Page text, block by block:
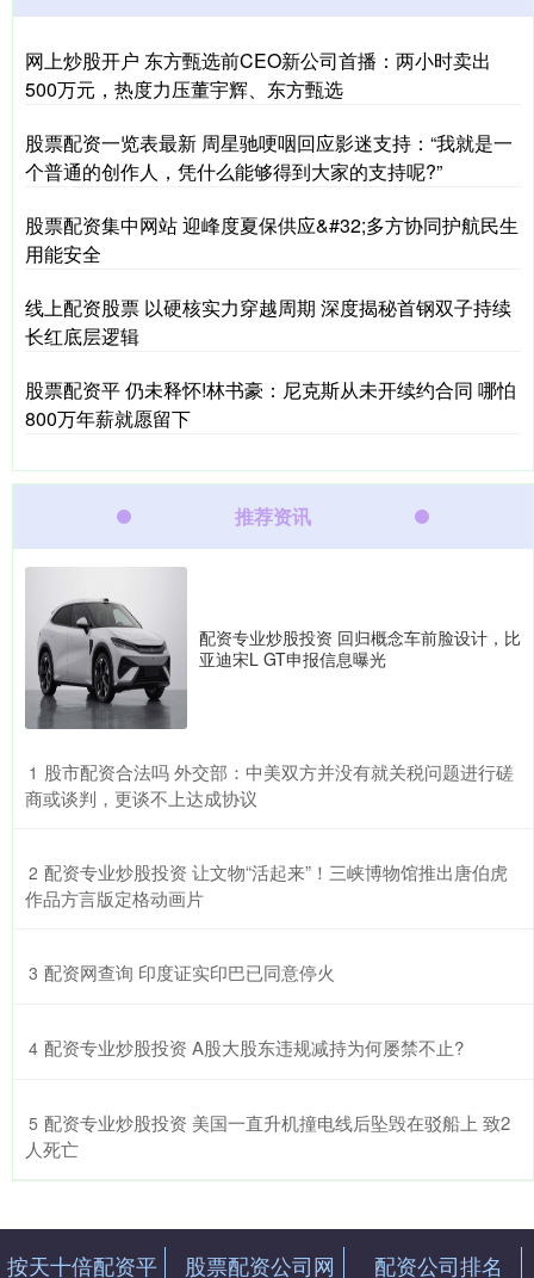
网上炒股开户 东方甄选前CEO新公司首播：两小时卖出
500万元，热度力压董宇辉、东方甄选
股票配资一览表最新 周星驰哽咽回应影迷支持：“我就是一
个普通的创作人，凭什么能够得到大家的支持呢?”
股票配资集中网站 迎峰度夏保供应&#32;多方协同护航民生
用能安全
线上配资股票 以硬核实力穿越周期 深度揭秘首钢双子持续
长红底层逻辑
股票配资平 仍未释怀!林书豪：尼克斯从未开续约合同 哪怕
800万年薪就愿留下
推荐资讯
配资专业炒股投资 回归概念车前脸设计，比
亚迪宋L GT申报信息曝光
1 ​股市配资合法吗 外交部：中美双方并没有就关税问题进行磋
商或谈判，更谈不上达成协议
2 ​配资专业炒股投资 让文物“活起来”！三峡博物馆推出唐伯虎
作品方言版定格动画片
3 ​配资网查询 印度证实印巴已同意停火
4 ​配资专业炒股投资 A股大股东违规减持为何屡禁不止?
5 ​配资专业炒股投资 美国一直升机撞电线后坠毁在驳船上 致2
人死亡
按天十倍配资平 股票配资公司网 配资公司排名